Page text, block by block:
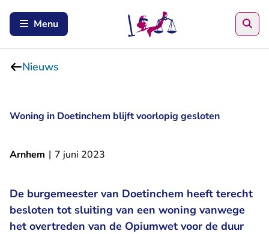
Menu
Nieuws
Woning in Doetinchem blijft voorlopig gesloten
Arnhem | 7 juni 2023
De burgemeester van Doetinchem heeft terecht
besloten tot sluiting van een woning vanwege
het overtreden van de Opiumwet voor de duur